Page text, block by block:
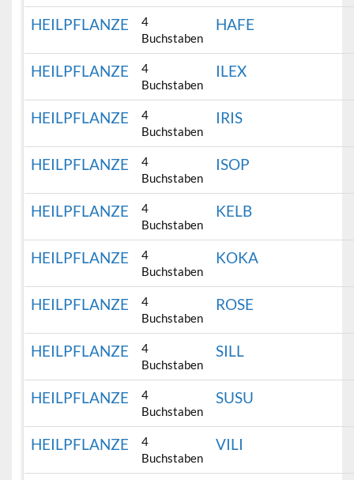
HEILPFLANZE
4
Buchstaben
HAFE
HEILPFLANZE
4
Buchstaben
ILEX
HEILPFLANZE
4
Buchstaben
IRIS
HEILPFLANZE
4
Buchstaben
ISOP
HEILPFLANZE
4
Buchstaben
KELB
HEILPFLANZE
4
Buchstaben
KOKA
HEILPFLANZE
4
Buchstaben
ROSE
HEILPFLANZE
4
Buchstaben
SILL
HEILPFLANZE
4
Buchstaben
SUSU
HEILPFLANZE
4
Buchstaben
VILI